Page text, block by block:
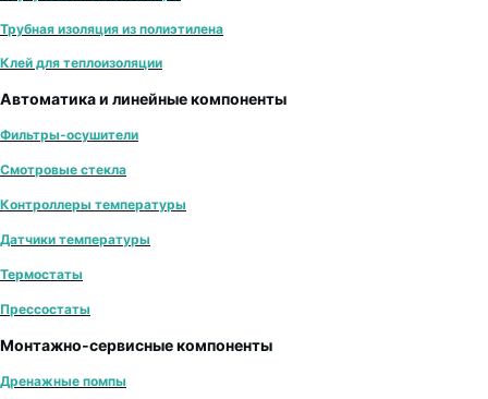
Трубная изоляция из полиэтилена
Клей для теплоизоляции
Автоматика и линейные компоненты
Фильтры-осушители
Смотровые стекла
Контроллеры температуры
Датчики температуры
Термостаты
Прессостаты
Монтажно‑сервисные компоненты
Дренажные помпы